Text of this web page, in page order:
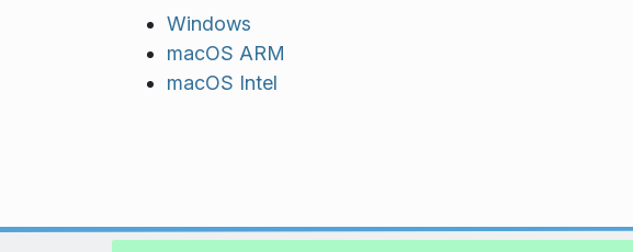
Windows
macOS ARM
macOS Intel